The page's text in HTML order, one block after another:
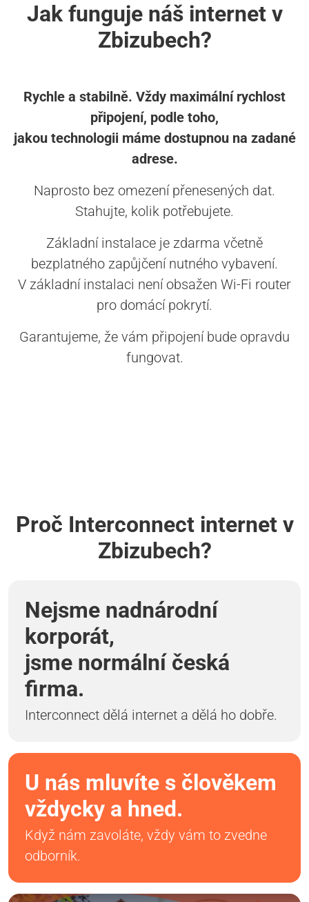
Jak funguje náš internet v
Zbizubech?
Rychle a stabilně. Vždy maximální rychlost
připojení, podle toho,
jakou technologii máme dostupnou na zadané
adrese.
Naprosto bez omezení přenesených dat.
Stahujte, kolik potřebujete.
Základní instalace je zdarma včetně
bezplatného zapůjčení nutného vybavení.
V základní instalaci není obsažen Wi-Fi router
pro domácí pokrytí.
Garantujeme, že vám připojení bude opravdu
fungovat.
Proč Interconnect internet v
Zbizubech?
Nejsme nadnárodní
korporát,
jsme normální česká
firma.
Interconnect dělá internet a dělá ho dobře.
U nás mluvíte s člověkem
vždycky a hned.
Když nám zavoláte, vždy vám to zvedne
odborník.